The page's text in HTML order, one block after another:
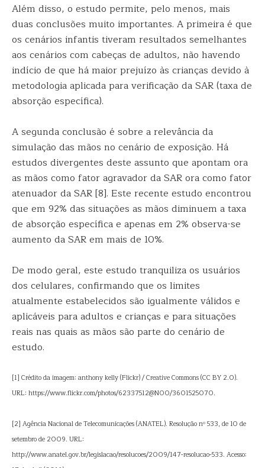
Além disso, o estudo permite, pelo menos, mais
duas conclusões muito importantes. A primeira é que
os cenários infantis tiveram resultados semelhantes
aos cenários com cabeças de adultos, não havendo
indício de que há maior prejuízo às crianças devido à
metodologia aplicada para verificação da SAR (taxa de
absorção específica).
A segunda conclusão é sobre a relevância da
simulação das mãos no cenário de exposição. Há
estudos divergentes deste assunto que apontam ora
as mãos como fator agravador da SAR ora como fator
atenuador da SAR [8]. Este recente estudo encontrou
que em 92% das situações as mãos diminuem a taxa
de absorção específica e apenas em 2% observa-se
aumento da SAR em mais de 10%.
De modo geral, este estudo tranquiliza os usuários
dos celulares, confirmando que os limites
atualmente estabelecidos são igualmente válidos e
aplicáveis para adultos e crianças e para situações
reais nas quais as mãos são parte do cenário de
estudo.
[1] Crédito da imagem: anthony kelly (Flickr) / Creative Commons (CC BY 2.0).
URL: https://www.flickr.com/photos/62337512@N00/3601525070.
[2] Agência Nacional de Telecomunicações (ANATEL). Resolução nº 533, de 10 de
setembro de 2009. URL:
http://www.anatel.gov.br/legislacao/resolucoes/2009/147-resolucao-533. Acesso: